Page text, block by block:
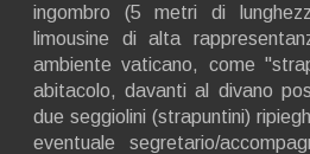
ingombro (5 metri di
limousine di alta
ambiente vaticano, come
abitacolo, davanti al divano
due seggiolini (strapuntini)
eventuale segretario/